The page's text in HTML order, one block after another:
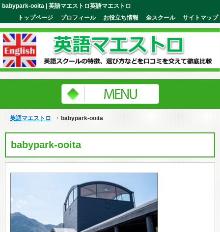
babypark-ooita | 英語マエストロ英語マエストロ
サイトマップ
全スクール
お役立ち情報
プロフィール
トップページ
英語マエストロ babypark-ooita
babypark-ooita